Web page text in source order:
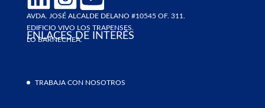
AVDA. JOSÉ ALCALDE DELANO #10545 OF. 311.
EDIFICIO VIVO LOS TRAPENSES.
LO BARNECHEA.
ENLACES DE INTERÉS
TRABAJA CON NOSOTROS